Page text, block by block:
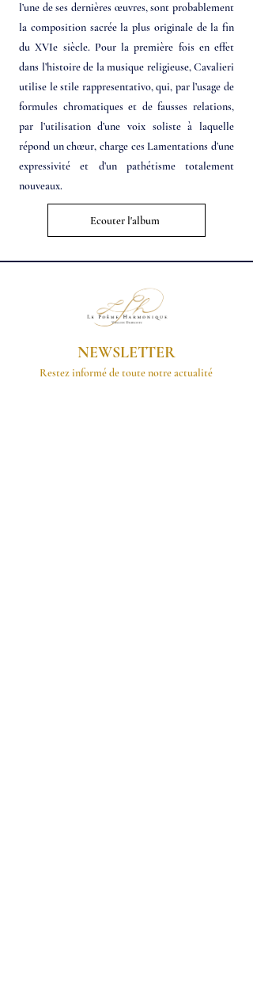
l’une de ses dernières œuvres, sont probablement
la composition sacrée la plus originale de la fin
du XVIe siècle. Pour la première fois en effet
dans l’histoire de la musique religieuse, Cavalieri
utilise le stile rappresentativo, qui, par l’usage de
formules chromatiques et de fausses relations,
par l’utilisation d’une voix soliste à laquelle
répond un chœur, charge ces Lamentations d’une
expressivité et d’un pathétisme totalement
nouveaux.
Ecouter l'album
NEWSLETTER
Restez informé de toute notre actualité